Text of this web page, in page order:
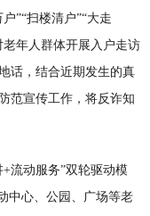
”“扫楼清户”“大走
年人群体开展入户走访
话，结合近期发生的真
范宣传工作，将反诈知
流动服务”双轮驱动模
中心、公园、广场等老